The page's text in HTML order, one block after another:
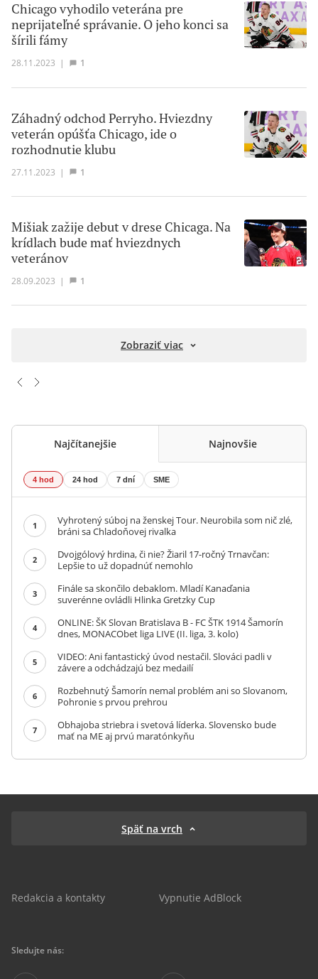
Chicago vyhodilo veterána pre
neprijateľné správanie. O jeho konci sa
šírili fámy
28.11.2023 | 1
Záhadný odchod Perryho. Hviezdny
veterán opúšťa Chicago, ide o
rozhodnutie klubu
27.11.2023 | 1
Mišiak zažije debut v drese Chicaga. Na
krídlach bude mať hviezdnych
veteránov
28.09.2023 | 1
Zobraziť viac
Najčítanejšie Najnovšie
4 hod 24 hod 7 dní SME
1
Vyhrotený súboj na ženskej Tour. Neurobila som nič zlé,
bráni sa Chladoňovej rivalka
2
Dvojgólový hrdina, či nie? Žiaril 17-ročný Trnavčan:
Lepšie to už dopadnúť nemohlo
3
Finále sa skončilo debaklom. Mladí Kanaďania
suverénne ovládli Hlinka Gretzky Cup
4
ONLINE: ŠK Slovan Bratislava B - FC ŠTK 1914 Šamorín
dnes, MONACObet liga LIVE (II. liga, 3. kolo)
5
VIDEO: Ani fantastický úvod nestačil. Slováci padli v
závere a odchádzajú bez medailí
6
Rozbehnutý Šamorín nemal problém ani so Slovanom,
Pohronie s prvou prehrou
7
Obhajoba striebra i svetová líderka. Slovensko bude
mať na ME aj prvú maratónkyňu
Späť na vrch
Redakcia a kontakty Vypnutie AdBlock
Sledujte nás: